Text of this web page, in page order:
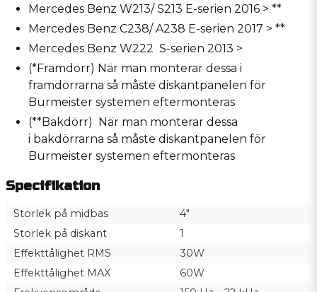
Mercedes Benz W213/ S213 E-serien 2016 > **
Mercedes Benz C238/ A238 E-serien 2017 > **
Mercedes Benz W222 S-serien 2013 >
(*Framdörr) När man monterar dessa i
framdörrarna så måste diskantpanelen för
Burmeister systemen eftermonteras
(**Bakdörr) När man monterar dessa
i bakdörrarna så måste diskantpanelen för
Burmeister systemen eftermonteras
Specifikation
Storlek på midbas
4"
Storlek på diskant
1
Effekttålighet RMS
30W
Effekttålighet MAX
60W